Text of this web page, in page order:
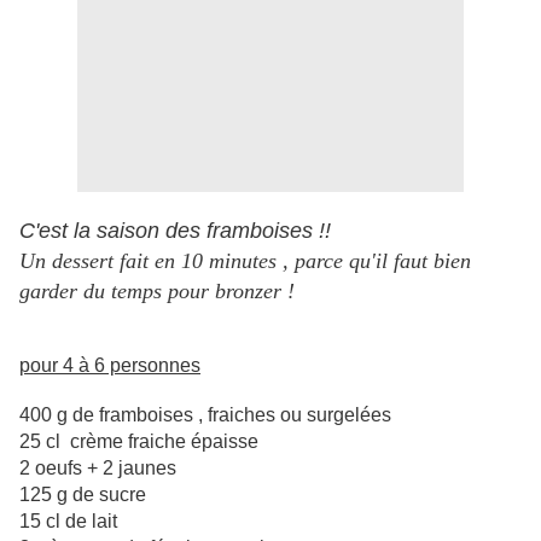
C'est la saison des framboises !!
Un dessert fait en 10 minutes , parce qu'il faut bien
garder du temps pour bronzer !
pour 4 à 6 personnes
400 g de framboises , fraiches ou surgelées
25 cl crème fraiche épaisse
2 oeufs + 2 jaunes
125 g de sucre
15 cl de lait